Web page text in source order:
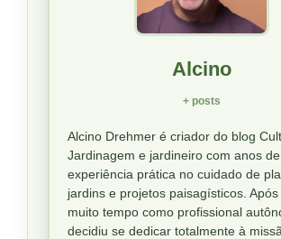
Alcino
+ posts
Alcino Drehmer é criador do blog
Jardinagem e jardineiro com anos de
experiência prática no cuidado de
jardins e projetos paisagísticos.
muito tempo como profissional
decidiu se dedicar totalmente à